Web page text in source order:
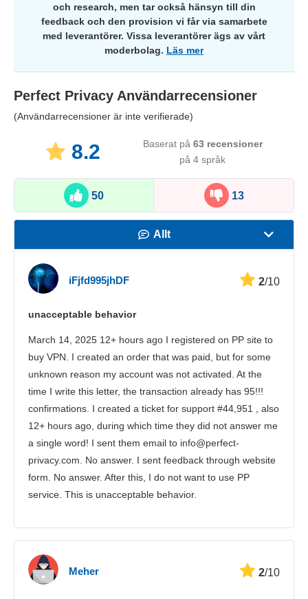
och research, men tar också hänsyn till din
feedback och den provision vi får via samarbete
med leverantörer. Vissa leverantörer ägs av vårt
moderbolag. Läs mer
Perfect Privacy Användarrecensioner
(Användarrecensioner är inte verifierade)
8.2 Baserat på 63recensioner
på 4 språk
50 13
Allt
Kundtjänst
iFjfd995jhDF 2/10
unacceptable behavior
March 14, 2025 12+ hours ago I registered on PP site to
buy VPN. I created an order that was paid, but for some
unknown reason my account was not activated. At the
time I write this letter, the transaction already has 95!!!
confirmations. I created a ticket for support #44,951 , also
12+ hours ago, during which time they did not answer me
a single word! I sent them email to info@perfect-
privacy.com. No answer. I sent feedback through website
form. No answer. After this, I do not want to use PP
service. This is unacceptable behavior.
Meher 2/10